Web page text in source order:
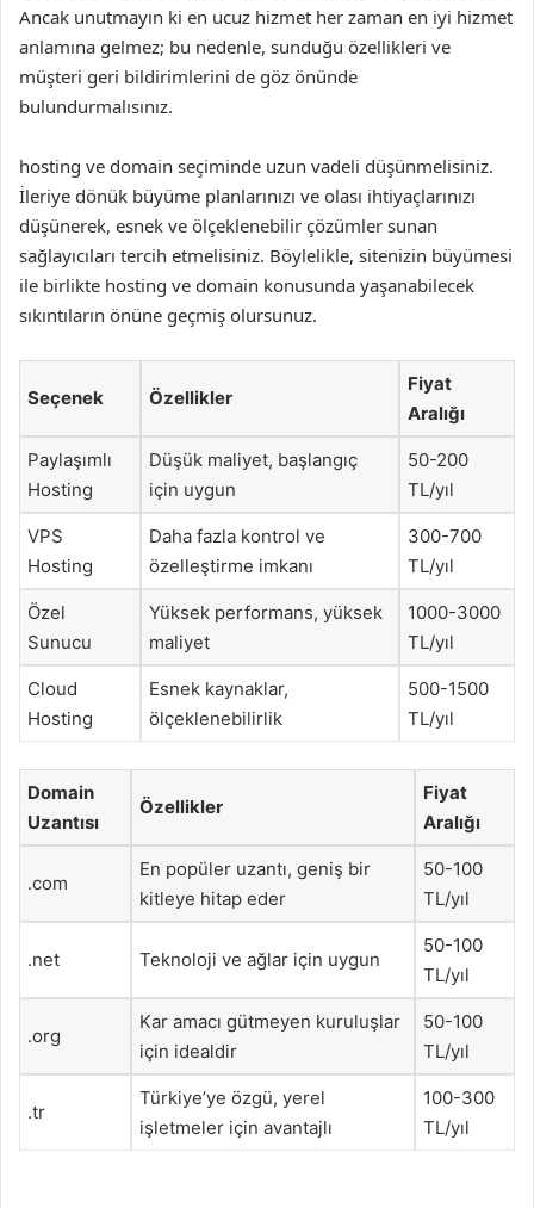
Ancak unutmayın ki en ucuz hizmet her zaman en iyi hizmet
anlamına gelmez; bu nedenle, sunduğu özellikleri ve
müşteri geri bildirimlerini de göz önünde
bulundurmalısınız.
hosting ve domain seçiminde uzun vadeli düşünmelisiniz.
İleriye dönük büyüme planlarınızı ve olası ihtiyaçlarınızı
düşünerek, esnek ve ölçeklenebilir çözümler sunan
sağlayıcıları tercih etmelisiniz. Böylelikle, sitenizin büyümesi
ile birlikte hosting ve domain konusunda yaşanabilecek
sıkıntıların önüne geçmiş olursunuz.
Seçenek Özellikler
Fiyat
Aralığı
Paylaşımlı
Hosting
Düşük maliyet, başlangıç
için uygun
50-200
TL/yıl
VPS
Hosting
Daha fazla kontrol ve
özelleştirme imkanı
300-700
TL/yıl
Özel
Sunucu
Yüksek performans, yüksek
maliyet
1000-3000
TL/yıl
Cloud
Hosting
Esnek kaynaklar,
ölçeklenebilirlik
500-1500
TL/yıl
Domain
Uzantısı
Özellikler
Fiyat
Aralığı
.com
En popüler uzantı, geniş bir
kitleye hitap eder
50-100
TL/yıl
.net Teknoloji ve ağlar için uygun
50-100
TL/yıl
.org
Kar amacı gütmeyen kuruluşlar
için idealdir
50-100
TL/yıl
.tr
Türkiye’ye özgü, yerel
işletmeler için avantajlı
100-300
TL/yıl